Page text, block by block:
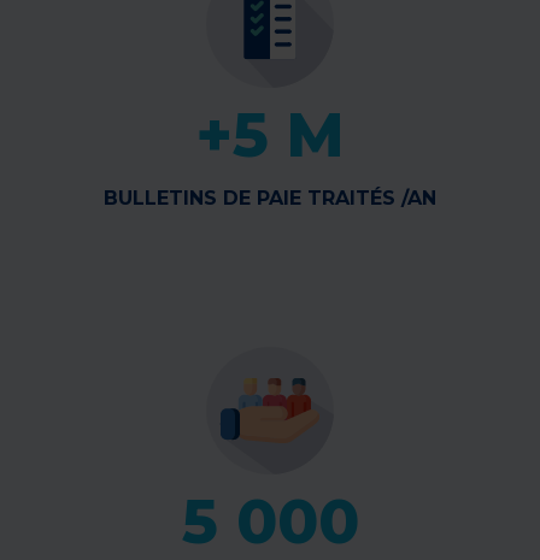
+5 M
BULLETINS DE PAIE TRAITÉS /AN
5 000